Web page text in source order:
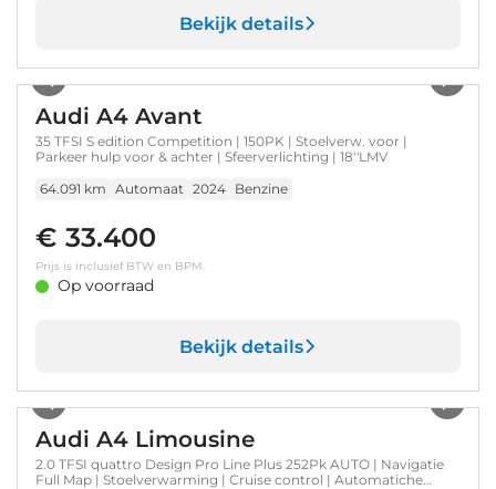
Bekijk details
Audi A4 Avant
35 TFSI S edition Competition | 150PK | Stoelverw. voor |
Parkeer hulp voor & achter | Sfeerverlichting | 18''LMV
64.091 km Automaat 2024 Benzine
€ 33.400
Prijs is inclusief BTW en BPM.
Op voorraad
Bekijk details
Audi A4 Limousine
2.0 TFSI quattro Design Pro Line Plus 252Pk AUTO | Navigatie
Full Map | Stoelverwarming | Cruise control | Automatiche